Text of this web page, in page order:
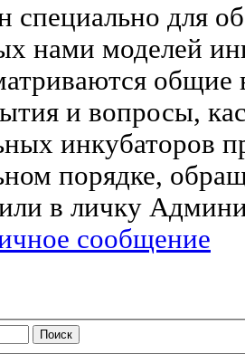
специально для
нами моделей
и вопросы,
инкубаторов
порядке,
в личку
сообщение